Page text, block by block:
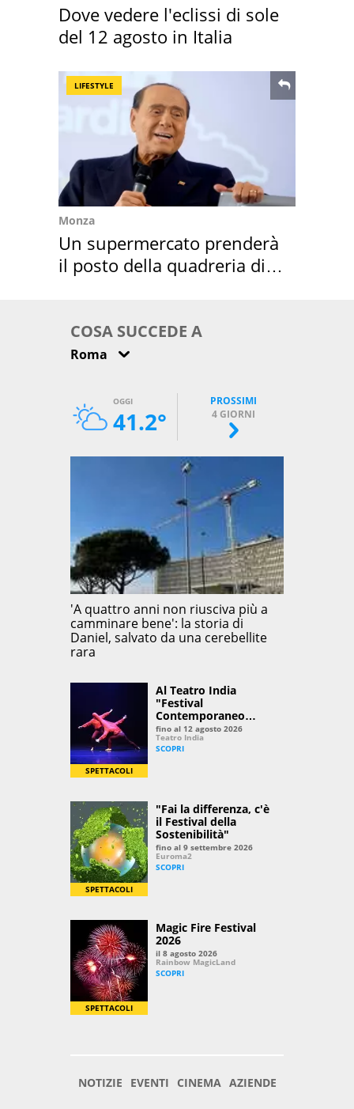
Dove vedere l'eclissi di sole
del 12 agosto in Italia
LIFESTYLE
Monza
Un supermercato prenderà
il posto della quadreria di